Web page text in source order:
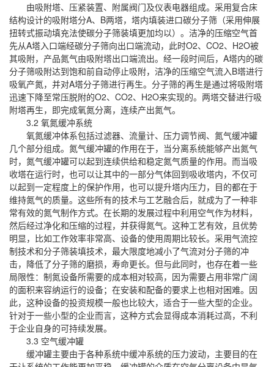
由吸附塔、压紧装置、附属阀门及仪表电器组成。采用复合床
结构设计的吸附塔分A、B两塔，塔内填装进口碳分子筛（采用伸展
扭转式振动填充法使碳分子筛装填更加均以）。洁净的压缩空气首
先从A塔入口端经碳分子筛向出口端流动，此时O2、CO2、H2O被
其吸附，产品氮气由吸附塔出口端流出。经一段时间后，A塔内的碳
分子筛吸附达到饱和前自动停止吸附，洁净的压缩空气流入B塔进行
吸氧产氮，并对A塔分子筛进行再生。分子筛的再生是通过将吸附塔
迅速下降至常压脱附的O2、CO2、H2O来实现的。两塔交替进行吸
附塔再生，即完成氧氮分离，连续产出氮气。
3.2 氧氮缓冲系统
氧氮缓冲体系包括过滤器、流量计、压力调节阀、氮气缓冲罐
几个部分组成。氮气缓冲罐的作用在于，当分离系统能够产出氮气
时，氮气缓冲罐可以起到连续供给和稳定氮气质量的作用。而当吸
收塔在运行时，也可以让其中的一部分气体回到吸收塔内，不仅可
以起到一定程度上的保护作用，也可以提升塔内压力，目的都在于
维持氮气的质量。这些所有的技术与工艺融合后，就成为了一种非
常有效的氮气制作方式。在长期的发展过程中利用空气作为材料，
然后经过净化和压缩的过程，并获得氮气。这种工艺有效，且优势
明显，比如工作效率非常高、设备的使用周期比较长。采用气流控
制技术和分子筛装填技术，最大限度地减小了气流对分子筛的冲
击，降低了分子筛的磨损，寿命更长。但与此同时，也存在着一些
局限性：制氮设备所需要的成本相对较高，因为需要占用非常广阔
的面积来容纳运行的设备；在安装和配备的要求上也相对困难。因
此，这种设备的投资规模一般也比较大，适合于一些大型的企业。
针对于一些小型的企业而言，这种方式会显得成本消耗过高，不利
于企业自身的可持续发展。
3.3 空气缓冲罐
缓冲罐主要由于各种系统中缓冲系统的压力波动，主要目的在